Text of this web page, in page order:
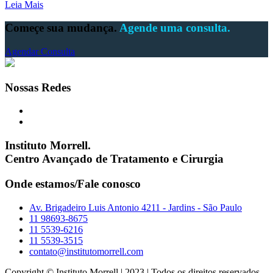
Leia Mais
Começe sua mudança. Agende uma consulta.
Agendar Consulta
Nossas Redes
Instituto Morrell.
Centro Avançado de Tratamento e Cirurgia
Onde estamos/Fale conosco
Av. Brigadeiro Luis Antonio 4211 - Jardins - São Paulo
11 98693-8675
11 5539-6216
11 5539-3515
contato@institutomorrell.com